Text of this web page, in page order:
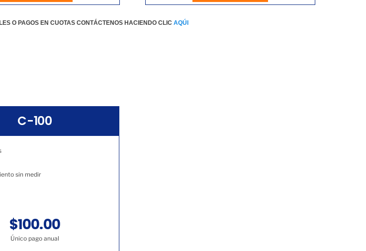
O PAGOS EN CUOTAS CONTÁCTENOS HACIENDO CLIC AQÚI
C-100
sin medir
$100.00
Único pago anual